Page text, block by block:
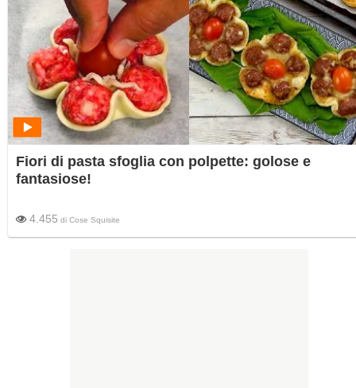
Fiori di pasta sfoglia con polpette: golose e
fantasiose!
4.455 di Cose Squisite